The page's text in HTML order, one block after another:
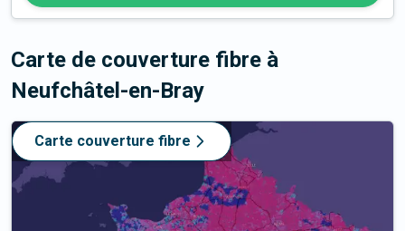
Carte de couverture fibre à
Neufchâtel-en-Bray
Carte couverture fibre